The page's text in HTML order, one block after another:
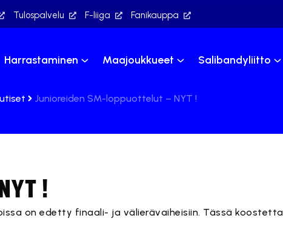
Tulospalvelu F-liiga Fanikauppa
Harrastaminen Maajoukkueet Salibandyliitto
Junioreiden SM-loppuottelut – NYT !
!
on edetty finaali- ja välierävaiheisiin. Tässä koostetta